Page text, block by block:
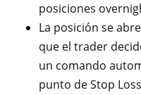
posiciones
La posición se
que el trader
un comando
punto de Stop